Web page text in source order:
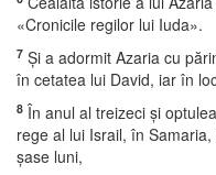
«Cronicile regilor lui Iuda».
7 Şi a adormit Azaria cu
în cetatea lui David, iar în
8 În anul al treizeci şi
rege al lui Israil, în
şase luni,